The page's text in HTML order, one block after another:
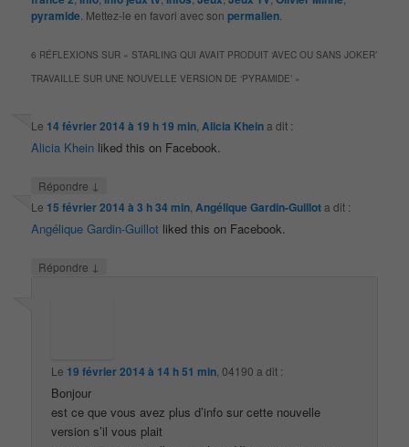
pyramide . Mettez-le en favori avec sonpermalien
6 RÉFLEXIONS SUR « STARLING QUI AVAIT PRODUIT ‘AVEC OU SANS JOKER’
TRAVAILLE SUR UNE NOUVELLE VERSION DE ‘PYRAMIDE’ »
Le 14 février 2014 à 19 h 19 min Alicia Kheina dit :
Alicia Khein liked this on Facebook.
Répondre ↓
Le 15 février 2014 à 3 h 34 min Angélique Gardin-Guillota dit :
Angélique Gardin-Guillot liked this on Facebook.
Répondre ↓
Le 19 février 2014 à 14 h 51 min ,04190 a dit :
Bonjour
est ce que vous avez plus d’info sur cette nouvelle
version s’il vous plait